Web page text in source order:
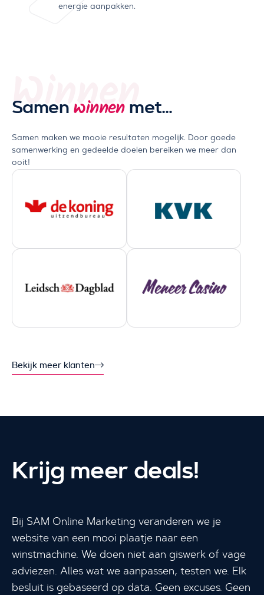
energie aanpakken.
Winnen
Samen winnenmet…
Samen maken we mooie resultaten mogelijk. Door goede
samenwerking en gedeelde doelen bereiken we meer dan
ooit!
Bekijk meer klanten
Krijg meer deals!
Bij SAM Online Marketing veranderen we je
website van een mooi plaatje naar een
winstmachine. We doen niet aan giswerk of vage
adviezen. Alles wat we aanpassen, testen we. Elk
besluit is gebaseerd op data. Geen excuses. Geen